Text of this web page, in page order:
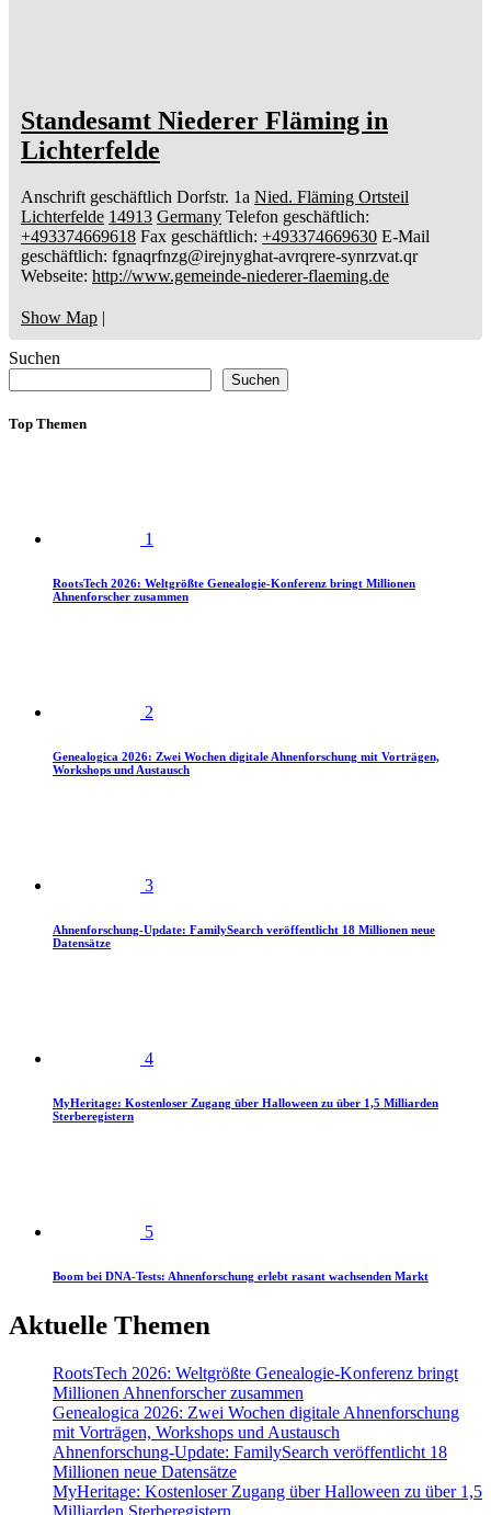
Standesamt Niederer Fläming in
Lichterfelde
Anschrift geschäftlich Dorfstr. 1a Nied. Fläming Ortsteil
Lichterfelde 14913 Germany Telefon geschäftlich:
+493374669618 Fax geschäftlich: +493374669630 E-Mail
geschäftlich: fgnaqrfnzg@irejnyghat-avrqrere-synrzvat.qr
Webseite: http://www.gemeinde-niederer-flaeming.de
Show Map |
Suchen
Suchen
Top Themen
1
RootsTech 2026: Weltgrößte Genealogie-Konferenz bringt Millionen
Ahnenforscher zusammen
2
Genealogica 2026: Zwei Wochen digitale Ahnenforschung mit Vorträgen,
Workshops und Austausch
3
Ahnenforschung-Update: FamilySearch veröffentlicht 18 Millionen neue
Datensätze
4
MyHeritage: Kostenloser Zugang über Halloween zu über 1,5 Milliarden
Sterberegistern
5
Boom bei DNA-Tests: Ahnenforschung erlebt rasant wachsenden Markt
Aktuelle Themen
RootsTech 2026: Weltgrößte Genealogie-Konferenz bringt
Millionen Ahnenforscher zusammen
Genealogica 2026: Zwei Wochen digitale Ahnenforschung
mit Vorträgen, Workshops und Austausch
Ahnenforschung-Update: FamilySearch veröffentlicht 18
Millionen neue Datensätze
MyHeritage: Kostenloser Zugang über Halloween zu über 1,5
Milliarden Sterberegistern